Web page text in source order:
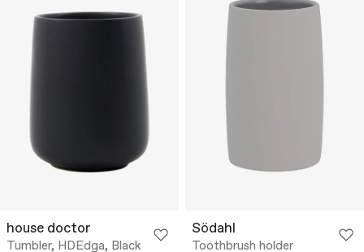
house doctor
Tumbler, HDEdga, Black
Södahl
Toothbrush holder